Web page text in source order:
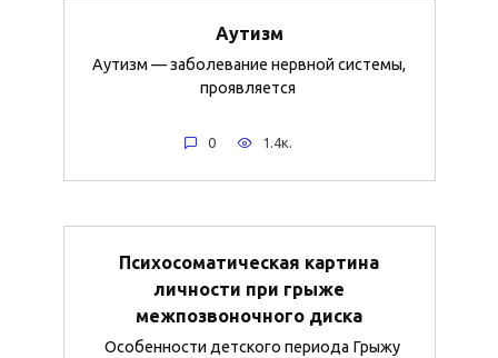
Аутизм
Аутизм — заболевание нервной системы,
проявляется
0 1.4к.
Психосоматическая картина
личности при грыже
межпозвоночного диска
Особенности детского периода Грыжу